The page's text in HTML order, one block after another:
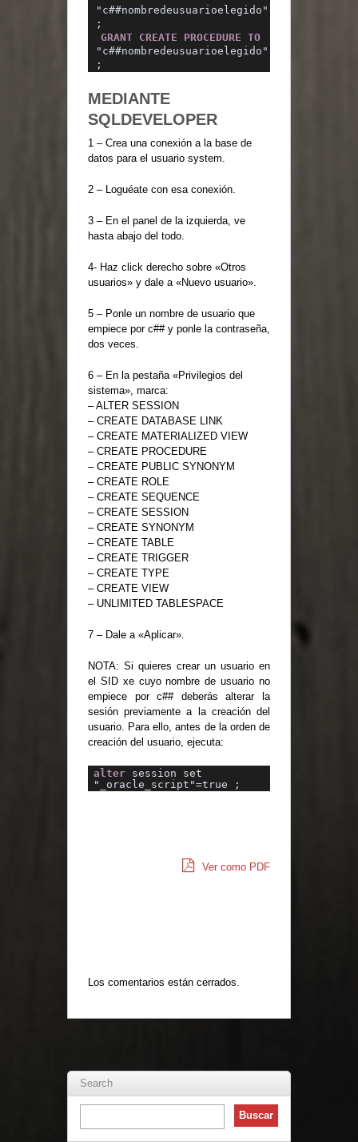
"c##nombredeusuarioelegido"
;
GRANT CREATE PROCEDURE TO
"c##nombredeusuarioelegido"
;
MEDIANTE
SQLDEVELOPER
1 – Crea una conexión a la base de
datos para el usuario system.
2 – Loguéate con esa conexión.
3 – En el panel de la izquierda, ve
hasta abajo del todo.
4- Haz click derecho sobre «Otros
usuarios» y dale a «Nuevo usuario».
5 – Ponle un nombre de usuario que
empiece por c## y ponle la contraseña,
dos veces.
6 – En la pestaña «Privilegios del
sistema», marca:
– ALTER SESSION
– CREATE DATABASE LINK
– CREATE MATERIALIZED VIEW
– CREATE PROCEDURE
– CREATE PUBLIC SYNONYM
– CREATE ROLE
– CREATE SEQUENCE
– CREATE SESSION
– CREATE SYNONYM
– CREATE TABLE
– CREATE TRIGGER
– CREATE TYPE
– CREATE VIEW
– UNLIMITED TABLESPACE
7 – Dale a «Aplicar».
NOTA: Si quieres crear un usuario en
el SID xe cuyo nombre de usuario no
empiece por c## deberás alterar la
sesión previamente a la creación del
usuario. Para ello, antes de la orden de
creación del usuario, ejecuta:
alter session set
"_oracle_script"=true ;
Ver como PDF
Los comentarios están cerrados.
Search